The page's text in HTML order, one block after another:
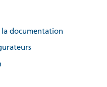
la documentation